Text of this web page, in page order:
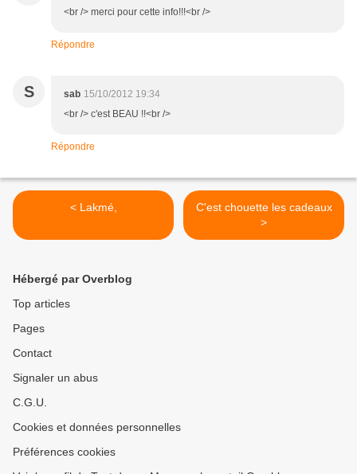
<br /> merci pour cette info!!!<br />
Répondre
S sab 15/10/2012 19:34
<br /> c'est BEAU !!<br />
Répondre
< Lakmé,
C'est chouette les cadeaux
>
Hébergé par Overblog
Top articles
Pages
Contact
Signaler un abus
C.G.U.
Cookies et données personnelles
Préférences cookies